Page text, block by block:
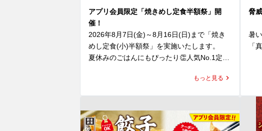
アプリ会員限定「焼きめし定食半額祭」開
催！
2026年8月7日(金)～8月16日(日)まで「焼き
めし定食(小)半額祭」を実施いたします。
夏休みのごはんにもぴったり👏人気No.1定食
し(小)定食」の定食分が”半額”の159円(税込)
に！
もっと見る
脅
暑
「
に
そ
夏
ト